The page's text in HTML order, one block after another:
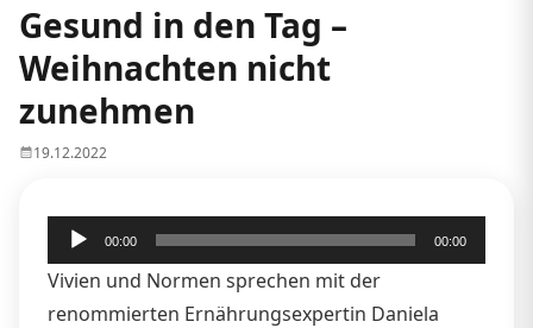
Gesund in den Tag –
Weihnachten nicht
zunehmen
19.12.2022
Audio-
Player
00:00 00:00
Vivien und Normen sprechen mit der
renommierten Ernährungsexpertin Daniela